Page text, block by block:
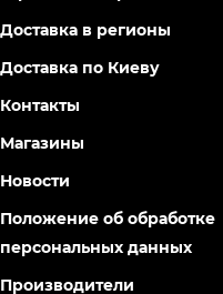
Мотоблок бензиновый